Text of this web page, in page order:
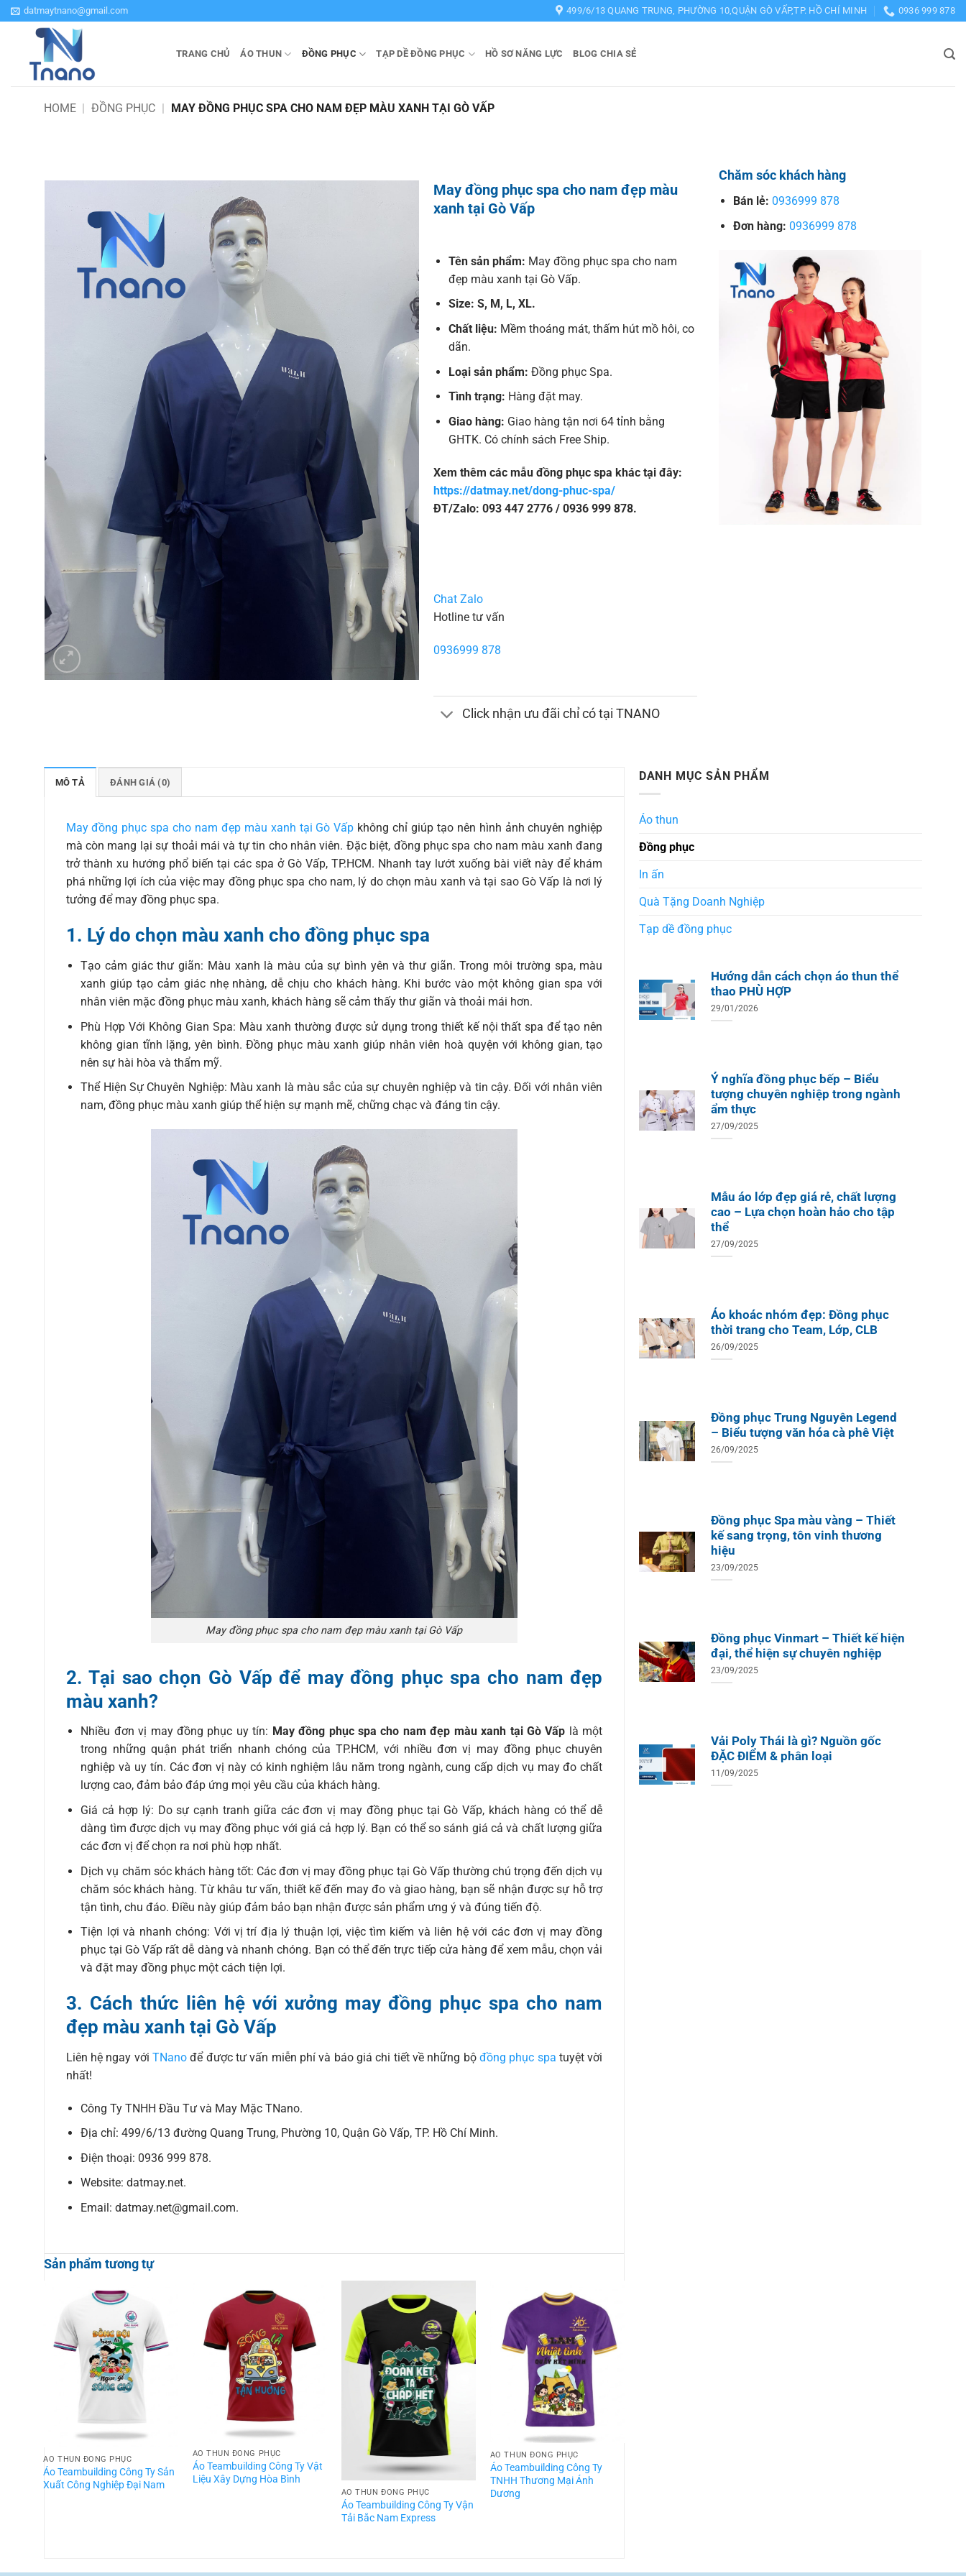
Bỏ
qua
datmaytnano@gmail.com 499/6/13 QUANG TRUNG, PHƯỜNG 10,QUẬN GÒ VẤP,TP. HỒ CHÍ MINH 0936 999 878
TRANG CHỦ ÁO THUN ĐỒNG PHỤC TẠP DỀ ĐỒNG PHỤC HỒ SƠ NĂNG LỰC BLOG CHIA SẺ
HOME | ĐỒNG PHỤC | MAY ĐỒNG PHỤC SPA CHO NAM ĐẸP MÀU XANH TẠI GÒ VẤP
May đồng phục spa cho nam đẹp màu
xanh tại Gò Vấp
Tên sản phẩm: May đồng phục spa cho nam
đẹp màu xanh tại Gò Vấp.
Size: S, M, L, XL.
Chất liệu: Mềm thoáng mát, thấm hút mồ hôi, co
dãn.
Loại sản phẩm: Đồng phục Spa.
Tình trạng: Hàng đặt may.
Giao hàng: Giao hàng tận nơi 64 tỉnh bằng
GHTK. Có chính sách Free Ship.
Xem thêm các mẫu đồng phục spa khác tại đây:
https://datmay.net/dong-phuc-spa/
ĐT/Zalo: 093 447 2776 / 0936 999 878.
Chat Zalo
Hotline tư vấn
0936999 878
Click nhận ưu đãi chỉ có tại TNANO
Chăm sóc khách hàng
Bán lẻ: 0936999 878
Đơn hàng: 0936999 878
MÔ TẢ ĐÁNH GIÁ (0)
May đồng phục spa cho nam đẹp màu xanh tại Gò Vấp không chỉ giúp tạo nên hình ảnh chuyên nghiệp
mà còn mang lại sự thoải mái và tự tin cho nhân viên. Đặc biệt, đồng phục spa cho nam màu xanh đang
trở thành xu hướng phổ biến tại các spa ở Gò Vấp, TP.HCM. Nhanh tay lướt xuống bài viết này để khám
phá những lợi ích của việc may đồng phục spa cho nam, lý do chọn màu xanh và tại sao Gò Vấp là nơi lý
tưởng để may đồng phục spa.
1. Lý do chọn màu xanh cho đồng phục spa
Tạo cảm giác thư giãn: Màu xanh là màu của sự bình yên và thư giãn. Trong môi trường spa, màu
xanh giúp tạo cảm giác nhẹ nhàng, dễ chịu cho khách hàng. Khi bước vào một không gian spa với
nhân viên mặc đồng phục màu xanh, khách hàng sẽ cảm thấy thư giãn và thoải mái hơn.
Phù Hợp Với Không Gian Spa: Màu xanh thường được sử dụng trong thiết kế nội thất spa để tạo nên
không gian tĩnh lặng, yên bình. Đồng phục màu xanh giúp nhân viên hoà quyện với không gian, tạo
nên sự hài hòa và thẩm mỹ.
Thể Hiện Sự Chuyên Nghiệp: Màu xanh là màu sắc của sự chuyên nghiệp và tin cậy. Đối với nhân viên
nam, đồng phục màu xanh giúp thể hiện sự mạnh mẽ, chững chạc và đáng tin cậy.
May đồng phục spa cho nam đẹp màu xanh tại Gò Vấp
2. Tại sao chọn Gò Vấp để may đồng phục spa cho nam đẹp
màu xanh?
Nhiều đơn vị may đồng phục uy tín: May đồng phục spa cho nam đẹp màu xanh tại Gò Vấp là một
trong những quận phát triển nhanh chóng của TP.HCM, với nhiều đơn vị may đồng phục chuyên
nghiệp và uy tín. Các đơn vị này có kinh nghiệm lâu năm trong ngành, cung cấp dịch vụ may đo chất
lượng cao, đảm bảo đáp ứng mọi yêu cầu của khách hàng.
Giá cả hợp lý: Do sự cạnh tranh giữa các đơn vị may đồng phục tại Gò Vấp, khách hàng có thể dễ
dàng tìm được dịch vụ may đồng phục với giá cả hợp lý. Bạn có thể so sánh giá cả và chất lượng giữa
các đơn vị để chọn ra nơi phù hợp nhất.
Dịch vụ chăm sóc khách hàng tốt: Các đơn vị may đồng phục tại Gò Vấp thường chú trọng đến dịch vụ
chăm sóc khách hàng. Từ khâu tư vấn, thiết kế đến may đo và giao hàng, bạn sẽ nhận được sự hỗ trợ
tận tình, chu đáo. Điều này giúp đảm bảo bạn nhận được sản phẩm ưng ý và đúng tiến độ.
Tiện lợi và nhanh chóng: Với vị trí địa lý thuận lợi, việc tìm kiếm và liên hệ với các đơn vị may đồng
phục tại Gò Vấp rất dễ dàng và nhanh chóng. Bạn có thể đến trực tiếp cửa hàng để xem mẫu, chọn vải
và đặt may đồng phục một cách tiện lợi.
3. Cách thức liên hệ với xưởng may đồng phục spa cho nam
đẹp màu xanh tại Gò Vấp
Liên hệ ngay với TNanođể được tư vấn miễn phí và báo giá chi tiết về những bộ đồng phục spa tuyệt vời
nhất!
Công Ty TNHH Đầu Tư và May Mặc TNano.
Địa chỉ: 499/6/13 đường Quang Trung, Phường 10, Quận Gò Vấp, TP. Hồ Chí Minh.
Điện thoại: 0936 999 878.
Website: datmay.net.
Email: datmay.net@gmail.com.
Sản phẩm tương tự
ÁO THUN ĐỒNG PHỤC
Áo Teambuilding Công Ty Sản
Xuất Công Nghiệp Đại Nam
ÁO THUN ĐỒNG PHỤC
Áo Teambuilding Công Ty Vật
Liệu Xây Dựng Hòa Bình
ÁO THUN ĐỒNG PHỤC
Áo Teambuilding Công Ty Vận
Tải Bắc Nam Express
ÁO THUN ĐỒNG PHỤC
Áo Teambuilding Công Ty
TNHH Thương Mại Ánh
Dương
DANH MỤC SẢN PHẨM
Áo thun
Đồng phục
In ấn
Quà Tặng Doanh Nghiệp
Tạp dề đồng phục
Hướng dẫn cách chọn áo thun thể
thao PHÙ HỢP
29/01/2026
Ý nghĩa đồng phục bếp – Biểu
tượng chuyên nghiệp trong ngành
ẩm thực
27/09/2025
Mẫu áo lớp đẹp giá rẻ, chất lượng
cao – Lựa chọn hoàn hảo cho tập
thể
27/09/2025
Áo khoác nhóm đẹp: Đồng phục
thời trang cho Team, Lớp, CLB
26/09/2025
Đồng phục Trung Nguyên Legend
– Biểu tượng văn hóa cà phê Việt
26/09/2025
Đồng phục Spa màu vàng – Thiết
kế sang trọng, tôn vinh thương
hiệu
23/09/2025
Đồng phục Vinmart – Thiết kế hiện
đại, thể hiện sự chuyên nghiệp
23/09/2025
Vải Poly Thái là gì? Nguồn gốc
ĐẶC ĐIỂM & phân loại
11/09/2025